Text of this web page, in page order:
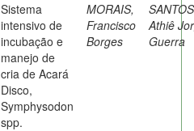
Sistema
intensivo de
incubação e
manejo de
cria de Acará
Disco,
Symphysodon
spp.
MORAIS,
Francisco
Borges
Athiê
Guerra